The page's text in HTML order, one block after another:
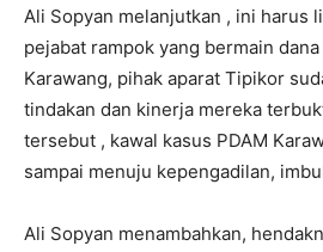
Ali Sopyan melanjutkan , ini harus
pejabat rampok yang bermain
Karawang, pihak aparat Tipikor
tindakan dan kinerja mereka
tersebut , kawal kasus PDAM
sampai menuju kepengadilan,
Ali Sopyan menambahkan,